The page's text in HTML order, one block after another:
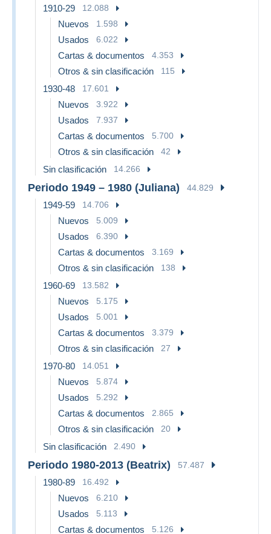
1910-29 12.088
Nuevos 1.598
Usados 6.022
Cartas & documentos 4.353
Otros & sin clasificación 115
1930-48 17.601
Nuevos 3.922
Usados 7.937
Cartas & documentos 5.700
Otros & sin clasificación 42
Sin clasificación 14.266
Periodo 1949 – 1980 (Juliana) 44.829
1949-59 14.706
Nuevos 5.009
Usados 6.390
Cartas & documentos 3.169
Otros & sin clasificación 138
1960-69 13.582
Nuevos 5.175
Usados 5.001
Cartas & documentos 3.379
Otros & sin clasificación 27
1970-80 14.051
Nuevos 5.874
Usados 5.292
Cartas & documentos 2.865
Otros & sin clasificación 20
Sin clasificación 2.490
Periodo 1980-2013 (Beatrix) 57.487
1980-89 16.492
Nuevos 6.210
Usados 5.113
Cartas & documentos 5.126